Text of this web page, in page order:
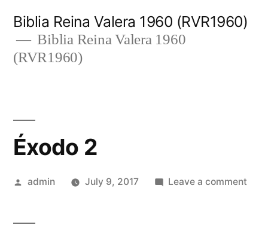
content
Biblia Reina Valera 1960 (RVR1960)
Biblia Reina Valera 1960
(RVR1960)
Éxodo 2
Posted
admin July 9, 2017 Leave a comment